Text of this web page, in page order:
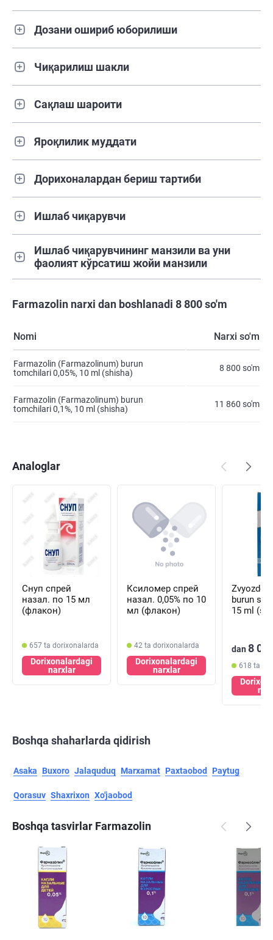
Дозани ошириб юборилиши
Чиқарилиш шакли
Сақлаш шароити
Яроқлилик муддати
Дорихоналардан бериш тартиби
Ишлаб чиқарувчи
Ишлаб чиқарувчининг манзили ва уни
фаолият кўрсатиш жойи манзили
Farmazolin narxi dan boshlanadi 8 800 so'm
Nomi Narxi so'm
Farmazolin (Farmazolinum) burun
tomchilari 0,05%, 10 ml (shisha)
8 800 so'm
Farmazolin (Farmazolinum) burun
tomchilari 0,1%, 10 ml (shisha)
11 860 so'm
Analoglar
Снуп спрей
назал. по 15 мл
(флакон)
657 ta dorixonalarda
Dorixonalardagi
narxlar
Ксиломер спрей
назал. 0,05% по 10
мл (флакон)
42 ta dorixonalarda
Dorixonalardagi
narxlar
burun
15 ml
dan 8
618 ta
Boshqa shaharlarda qidirish
Asaka Buxoro Jalaquduq Marxamat Paxtaobod Paytug
Qorasuv Shaxrixon Xo'jaobod
Boshqa tasvirlar Farmazolin